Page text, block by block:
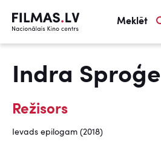
Meklēt
Indra Sproģe
Režisors
Ievads epilogam (2018)